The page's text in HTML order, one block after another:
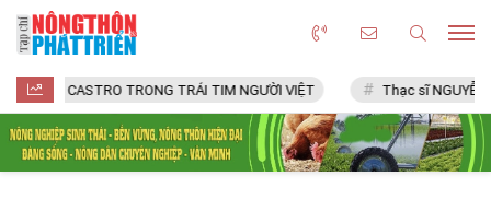
TRONG TRÁI TIM NGƯỜI VIỆT Thạc sĩ NGUYỄN VĂN CHÍ